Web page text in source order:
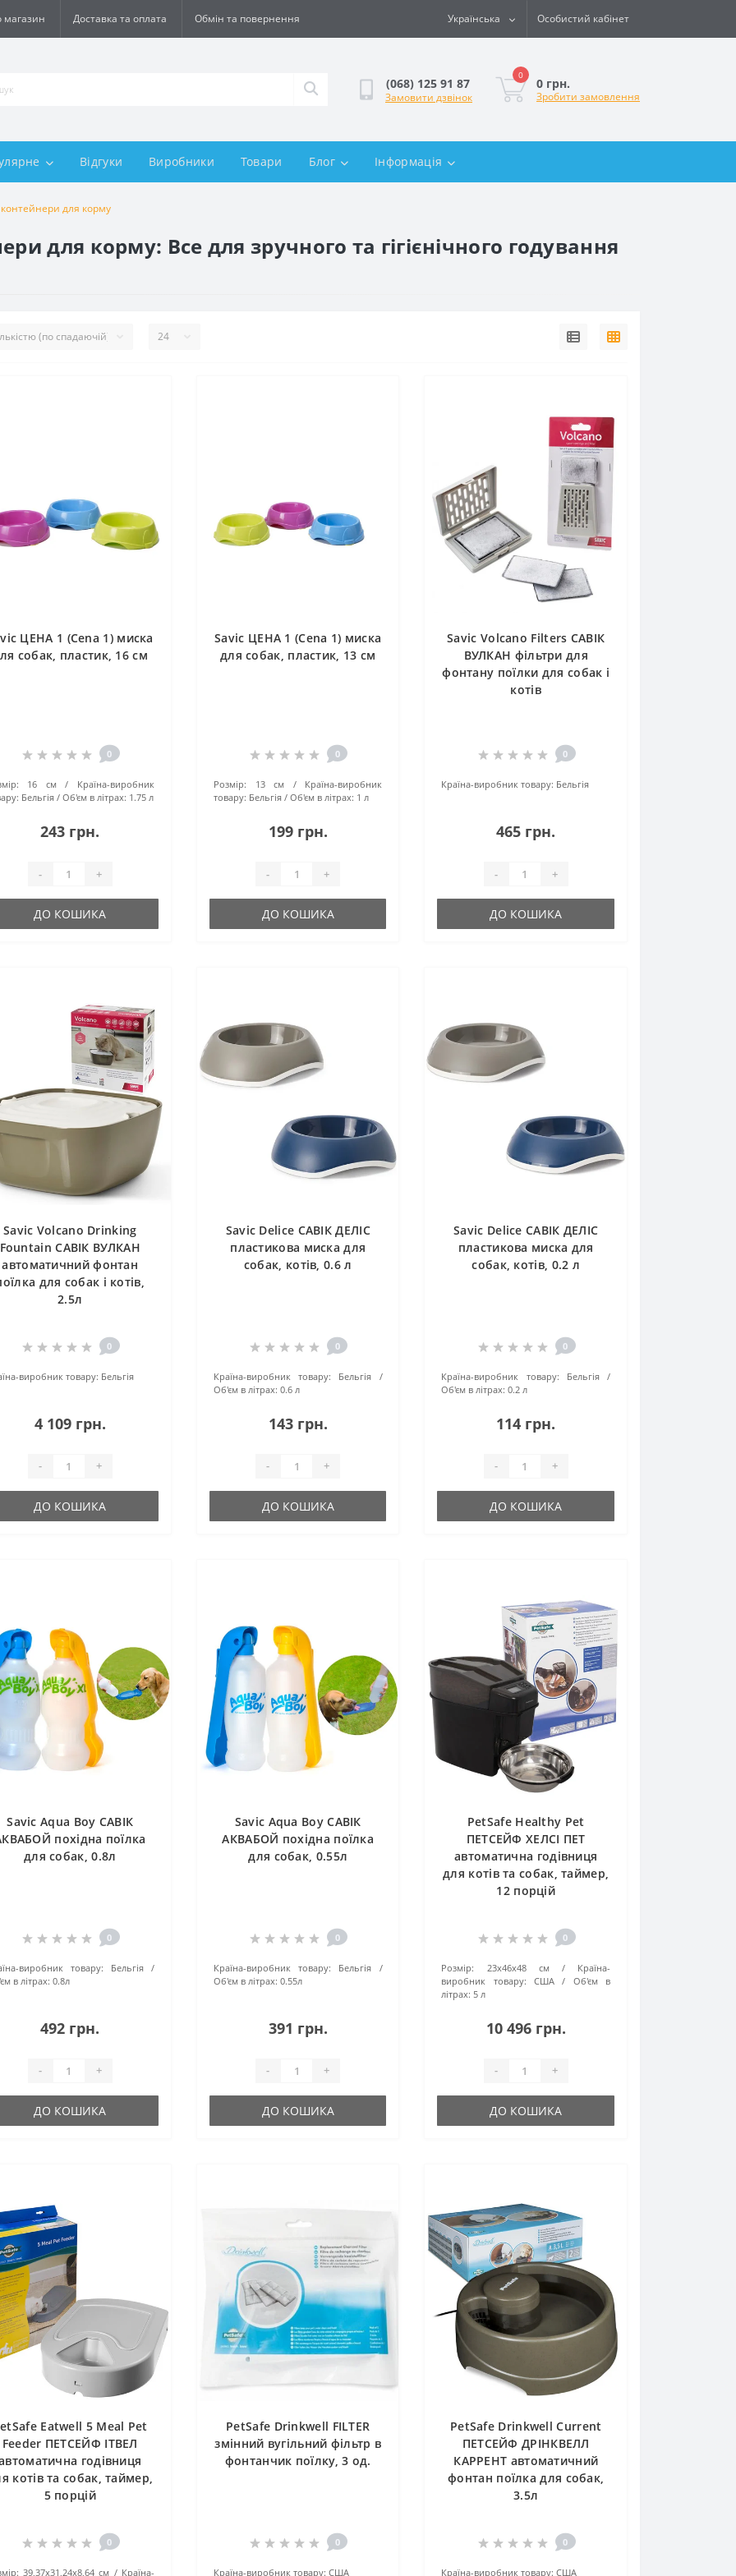
магазин Доставка та оплата Обмін та повернення Українська Особистий кабінет
(068) 125 91 87
Замовити дзвінок
0
0 грн.
Зробити замовлення
Відгуки Виробники Товари Блог Інформація
для корму
для корму: Все для зручного та гігієнічного годування
ЦЕНА 1 (Cena 1) миска
собак, пластик, 16 см
0
16 см
Країна-виробник
Бельгія Об'єм в літрах: 1.75 л
243 грн.
- +
ДО КОШИКА
Savic ЦЕНА 1 (Cena 1) миска
для собак, пластик, 13 см
0
Розмір: 13 см
Країна-виробник
товару: Бельгія Об'єм в літрах: 1 л
199 грн.
- +
ДО КОШИКА
Savic Volcano Filters САВІК
ВУЛКАН фільтри для
фонтану поїлки для собак і
котів
0
Країна-виробник товару: Бельгія
465 грн.
- +
ДО КОШИКА
Savic Volcano Drinking
Fountain САВІК ВУЛКАН
автоматичний фонтан
для собак і котів,
2.5л
0
виробник товару: Бельгія
4 109 грн.
- +
ДО КОШИКА
Savic Delice САВІК ДЕЛІС
пластикова миска для
собак, котів, 0.6 л
0
Країна-виробник товару:
Бельгія
Об'єм в літрах: 0.6 л
143 грн.
- +
ДО КОШИКА
Savic Delice САВІК ДЕЛІС
пластикова миска для
собак, котів, 0.2 л
0
Країна-виробник товару:
Бельгія
Об'єм в літрах: 0.2 л
114 грн.
- +
ДО КОШИКА
Savic Aqua Boy САВІК
похідна поїлка
для собак, 0.8л
0
виробник товару:
Бельгія
в літрах: 0.8л
492 грн.
- +
ДО КОШИКА
Savic Aqua Boy САВІК
АКВАБОЙ похідна поїлка
для собак, 0.55л
0
Країна-виробник товару:
Бельгія
Об'єм в літрах: 0.55л
391 грн.
- +
ДО КОШИКА
PetSafe Healthy Pet
ПЕТСЕЙФ ХЕЛСІ ПЕТ
автоматична годівниця
для котів та собак, таймер,
12 порцій
0
Розмір: 23х46х48 см
Країна-
виробник товару:
США
Об'єм в
літрах: 5 л
10 496 грн.
- +
ДО КОШИКА
Eatwell 5 Meal Pet
Feeder ПЕТСЕЙФ ІТВЕЛ
годівниця
котів та собак, таймер,
5 порцій
0
39,37х31,24х8,64 см Країна-
PetSafe Drinkwell FILTER
змінний вугільний фільтр в
фонтанчик поїлку, 3 од.
0
Країна-виробник товару: США
PetSafe Drinkwell Current
ПЕТСЕЙФ ДРІНКВЕЛЛ
КАРРЕНТ автоматичний
фонтан поїлка для собак,
3.5л
0
Країна-виробник товару: США